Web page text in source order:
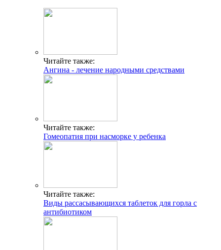
Читайте также:
Ангина - лечение народными средствами
Читайте также:
Гомеопатия при насморке у ребенка
Читайте также:
Виды рассасывающихся таблеток для горла с
антибиотиком